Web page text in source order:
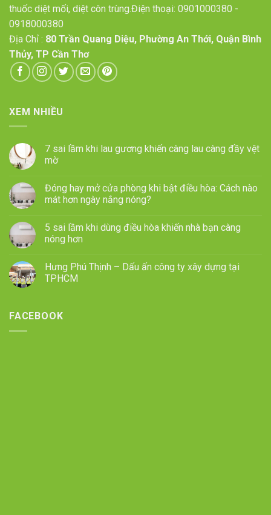
thuốc diệt mối, diệt côn trùng.Điện thoại: 0901000380 -
0918000380
Địa Chỉ : 80 Trần Quang Diệu, Phường An Thới, Quận Bình
Thủy, TP Cần Thơ
XEM NHIỀU
7 sai lầm khi lau gương khiến càng lau càng đầy vệt
mờ
Đóng hay mở cửa phòng khi bật điều hòa: Cách nào
mát hơn ngày nắng nóng?
5 sai lầm khi dùng điều hòa khiến nhà bạn càng
nóng hơn
Hưng Phú Thịnh – Dấu ấn công ty xây dựng tại
TPHCM
FACEBOOK